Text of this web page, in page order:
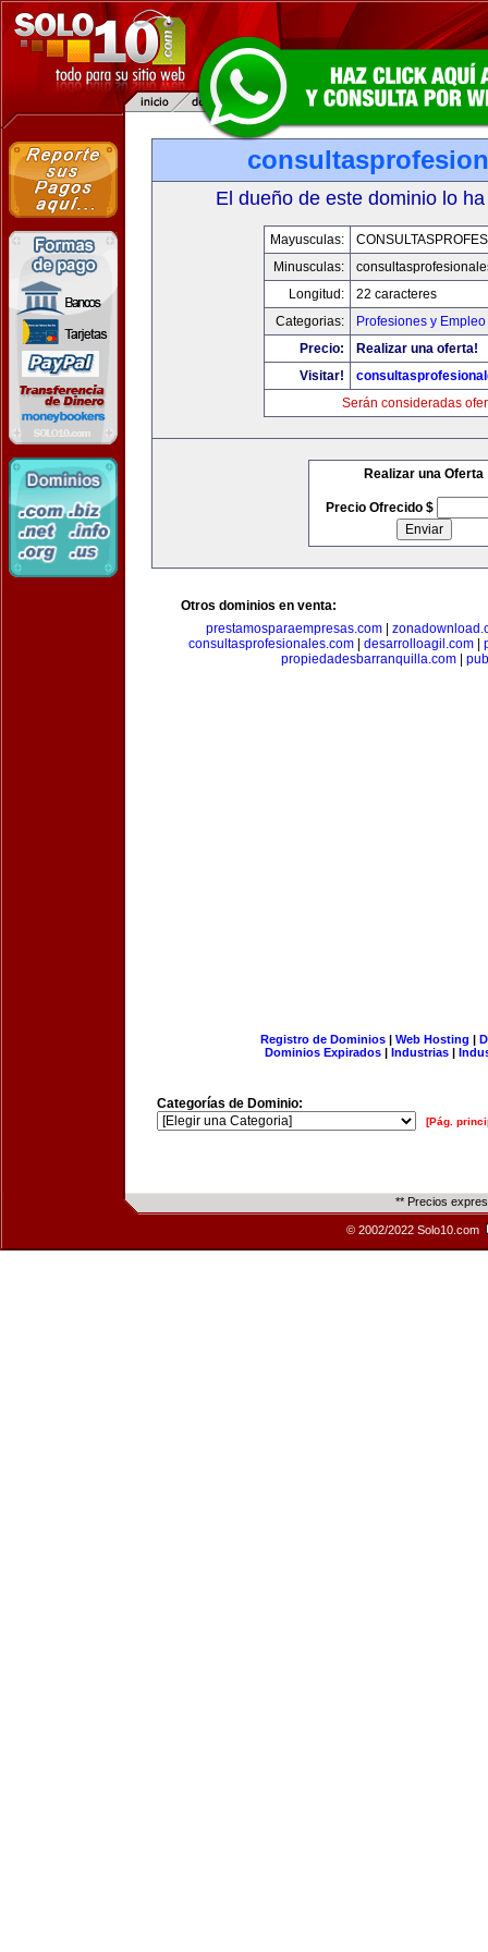
El dueño de este dominio lo
Mayusculas:
Minusculas:
Longitud:
22 caracteres
Categorias:
Profesiones y Empleo
Precio:
Realizar una oferta!
Visitar!
Serán consideradas
Realizar una Oferta
Precio Ofrecido $
Otros dominios en venta:
prestamosparaempresas.com
consultasprofesionales.com| desarrolloagil.com|
propiedadesbarranquilla.com
Registro de Dominios| Web Hosting |
Dominios Expirados | Industrias |
Categorías de Dominio:
[Pág.
** Precios
© 2002/2022 Solo10.com